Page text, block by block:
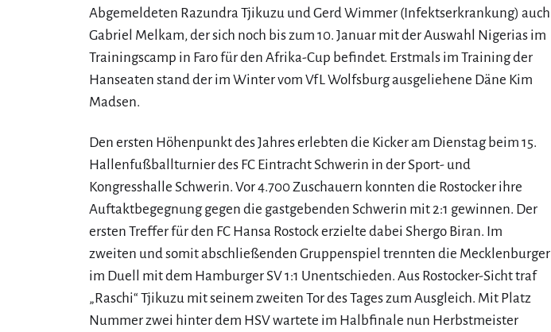
Abgemeldeten Razundra Tjikuzu und Gerd Wimmer (Infektserkrankung) auch
Gabriel Melkam, der sich noch bis zum 10. Januar mit der Auswahl Nigerias im
Trainingscamp in Faro für den Afrika-Cup befindet. Erstmals im Training der
Hanseaten stand der im Winter vom VfL Wolfsburg ausgeliehene Däne Kim
Madsen.
Den ersten Höhenpunkt des Jahres erlebten die Kicker am Dienstag beim 15.
Hallenfußballturnier des FC Eintracht Schwerin in der Sport- und
Kongresshalle Schwerin. Vor 4.700 Zuschauern konnten die Rostocker ihre
Auftaktbegegnung gegen die gastgebenden Schwerin mit 2:1 gewinnen. Der
ersten Treffer für den FC Hansa Rostock erzielte dabei Shergo Biran. Im
zweiten und somit abschließenden Gruppenspiel trennten die Mecklenburger
im Duell mit dem Hamburger SV 1:1 Unentschieden. Aus Rostocker-Sicht traf
„Raschi“ Tjikuzu mit seinem zweiten Tor des Tages zum Ausgleich. Mit Platz
Nummer zwei hinter dem HSV wartete im Halbfinale nun Herbstmeister